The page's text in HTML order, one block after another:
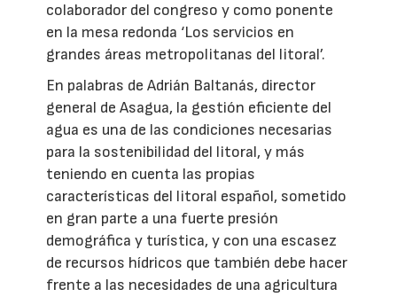
colaborador del congreso y como ponente
en la mesa redonda ‘Los servicios en
grandes áreas metropolitanas del litoral’.
En palabras de Adrián Baltanás, director
general de Asagua, la gestión eficiente del
agua es una de las condiciones necesarias
para la sostenibilidad del litoral, y más
teniendo en cuenta las propias
características del litoral español, sometido
en gran parte a una fuerte presión
demográfica y turística, y con una escasez
de recursos hídricos que también debe hacer
frente a las necesidades de una agricultura